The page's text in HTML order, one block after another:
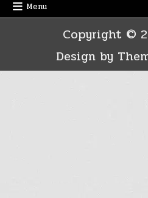
Menu
Copyright ©
Design by